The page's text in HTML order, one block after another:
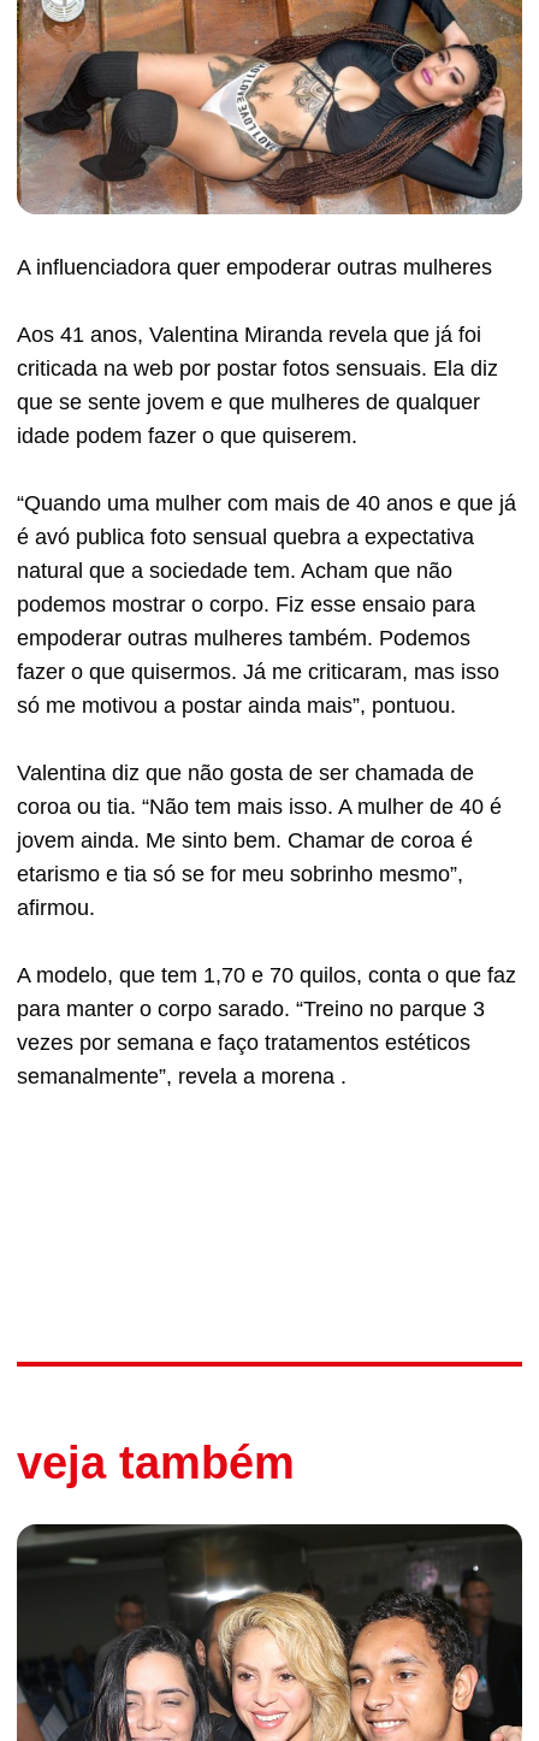
A influenciadora quer empoderar outras mulheres
Aos 41 anos, Valentina Miranda revela que já foi
criticada na web por postar fotos sensuais. Ela diz
que se sente jovem e que mulheres de qualquer
idade podem fazer o que quiserem.
“Quando uma mulher com mais de 40 anos e que já
é avó publica foto sensual quebra a expectativa
natural que a sociedade tem. Acham que não
podemos mostrar o corpo. Fiz esse ensaio para
empoderar outras mulheres também. Podemos
fazer o que quisermos. Já me criticaram, mas isso
só me motivou a postar ainda mais”, pontuou.
Valentina diz que não gosta de ser chamada de
coroa ou tia. “Não tem mais isso. A mulher de 40 é
jovem ainda. Me sinto bem. Chamar de coroa é
etarismo e tia só se for meu sobrinho mesmo”,
afirmou.
A modelo, que tem 1,70 e 70 quilos, conta o que faz
para manter o corpo sarado. “Treino no parque 3
vezes por semana e faço tratamentos estéticos
semanalmente”, revela a morena .
veja também